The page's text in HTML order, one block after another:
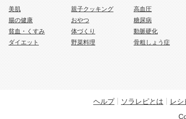
美肌
腸の健康
貧血・くすみ
ダイエット
親子クッキング
おやつ
体づくり
野菜料理
高血圧
糖尿病
動脈硬化
骨粗しょう症
ヘルプ ソラレピとは レ